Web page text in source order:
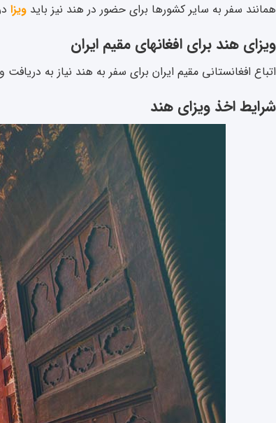
همانند سفر به سایر کشورها برای حضور در هند نیز باید ویزا
ویزای هند برای افغانهای مقیم ایران
اتباع افغانستانی مقیم ایران برای سفر به هند نیاز به
شرایط اخذ ویزای هند